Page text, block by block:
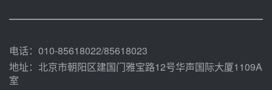
100MW光热项目机组调试及性能
电话：010-85618022/85618023
地址：北京市朝阳区建国门雅宝路12号华声国际大厦1109A
室